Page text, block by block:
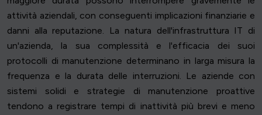
attività aziendali, con conseguenti implicazioni finanziarie e
danni alla reputazione. La natura dell'infrastruttura IT di
un'azienda, la sua complessità e l'efficacia dei suoi
protocolli di manutenzione determinano in larga misura la
frequenza e la durata delle interruzioni. Le aziende con
sistemi solidi e strategie di manutenzione proattive
tendono a registrare tempi di inattività più brevi e meno